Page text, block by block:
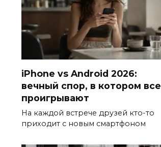
iPhone vs Android 2026:
вечный спор, в котором все
проигрывают
На каждой встрече друзей кто-то
приходит с новым смартфоном